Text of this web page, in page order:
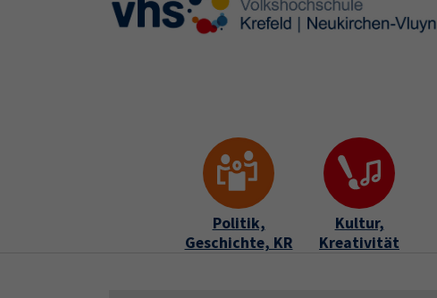
Skip to main content
Skip to page footer
Politik,
Geschichte, KR
Kultur,
Kreativität